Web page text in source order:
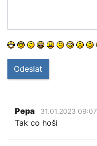
Odeslat
Pepa 31.01.2023 09:07
Tak co hoši